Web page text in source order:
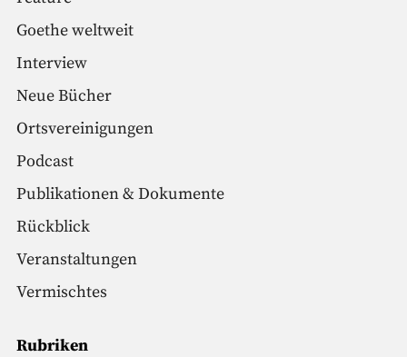
Goethe weltweit
Interview
Neue Bücher
Ortsvereinigungen
Podcast
Publikationen & Dokumente
Rückblick
Veranstaltungen
Vermischtes
Rubriken